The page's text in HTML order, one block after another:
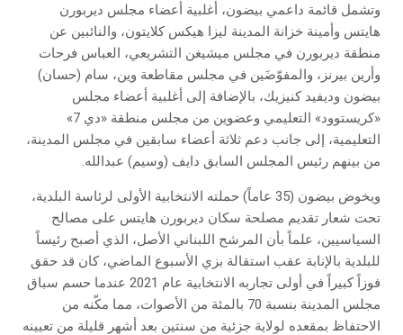
وتشمل قائمة داعمي بيضون، أغلبية أعضاء مجلس ديربورن
هايتس وأمينة خزانة المدينة ليزا هيكس كلايتون، والنائبين عن
منطقة ديربورن في مجلس ميشيغن التشريعي، العباس فرحات
وأرين بيرنز، والمفوّضَين في مجلس مقاطعة وين، سام (حسان)
بيضون وديفيد كنيزيك، بالإضافة إلى أغلبية أعضاء مجلس
«كريستوود» التعليمي وعضوين من مجلس منطقة «دي 7»
التعليمية، إلى جانب دعم ثلاثة أعضاء سابقين في مجلس المدينة،
من بينهم رئيس المجلس السابق دايف (وسيم) عبدالله.
ويخوض بيضون (35 عاماً) حملته الانتخابية الأولى لرئاسة البلدية،
تحت شعار تقديم مصلحة سكان ديربورن هايتس على مصالح
السياسيين، علماً بأن المرشح اللبناني الأصل، الذي أصبح رئيساً
للبلدية بالإنابة عقب استقالة بزي الأسبوع الماضي، كان قد حقق
فوزاً كبيراً في أولى تجاربه الانتخابية عام 2021 عندما حسم سباق
مجلس المدينة بنسبة 70 بالمئة من الأصوات، مما مكّنه من
الاحتفاظ بمقعده لولاية جزئية من سنتين بعد أشهر قليلة من تعيينه